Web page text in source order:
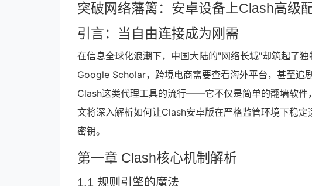
突破网络藩篱：安卓设备上Clash高级
引言：当自由连接成为刚需
在信息全球化浪潮下，中国大陆的"网络长城"却筑起了
Google Scholar，跨境电商需要查看海外平台，甚至追
Clash这类代理工具的流行——它不仅是简单的翻墙软件
文将深入解析如何让Clash安卓版在严格监管环境下稳
密钥。
第一章 Clash核心机制解析
1.1 规则引擎的魔法